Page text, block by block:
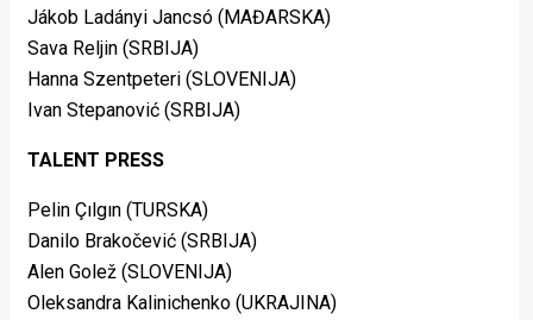
Jákob Ladányi Jancsó (MAĐARSKA)
Sava Reljin (SRBIJA)
Hanna Szentpeteri (SLOVENIJA)
Ivan Stepanović (SRBIJA)
TALENT PRESS
Pelin Çılgın (TURSKA)
Danilo Brakočević (SRBIJA)
Alen Golež (SLOVENIJA)
Oleksandra Kalinichenko (UKRAJINA)